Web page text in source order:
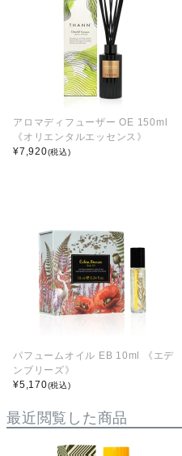
アロマディフューザー OE 150ml
《オリエンタルエッセンス》
¥7,920(税込)
パフュームオイル EB 10ml 《エデ
ンブリーズ》
¥5,170(税込)
最近閲覧した商品